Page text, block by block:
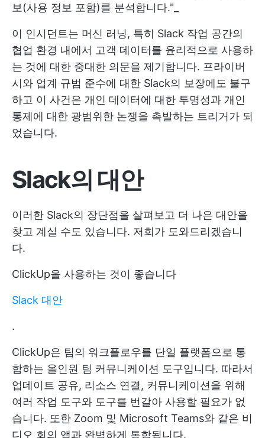
보(사용 정보 포함)를 분석합니다."_
이 인시던트는 머신 러닝, 특히 Slack 작업 공간의
협업 환경 내에서 고객 데이터를 윤리적으로 사용하
는 것에 대한 중대한 의문을 제기합니다. 프라이버
시와 업계 규범 준수에 대한 Slack의 보장에도 불구
하고 이 사건은 개인 데이터에 대한 투명성과 개인
통제에 대한 광범위한 논쟁을 촉발하는 트리거가 되
었습니다.
Slack의 대안
이러한 Slack의 장단점을 살펴보고 더 나은 대안을
찾고 계실 수도 있습니다. 저희가 도와드리겠습니
다.
ClickUp을 사용하는 것이 좋습니다
Slack 대안
.
ClickUp은 팀의 워크플로우를 단일 플랫폼으로 통
합하는 올인원 팀 커뮤니케이션 도구입니다. 따라서
업데이트 공유, 리소스 연결, 커뮤니케이션을 위해
여러 작업 도구와 도구를 번갈아 사용할 필요가 없
습니다. 또한 Zoom 및 Microsoft Teams와 같은 비
디오 회의 앱과 완벽하게 통합됩니다.